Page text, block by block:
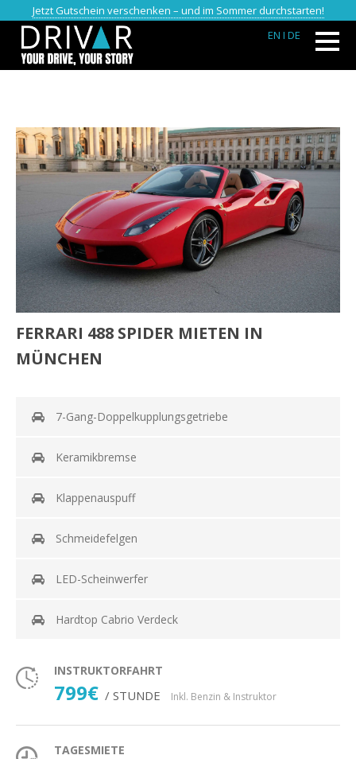
Jetzt Gutschein verschenken – und im Sommer durchstarten!
EN I DE
FERRARI 488 SPIDER MIETEN IN
MÜNCHEN
7-Gang-Doppelkupplungsgetriebe
Keramikbremse
Klappenauspuff
Schmeidefelgen
LED-Scheinwerfer
Hardtop Cabrio Verdeck
INSTRUKTORFAHRT
799€ / STUNDE Inkl. Benzin & Instruktor
TAGESMIETE